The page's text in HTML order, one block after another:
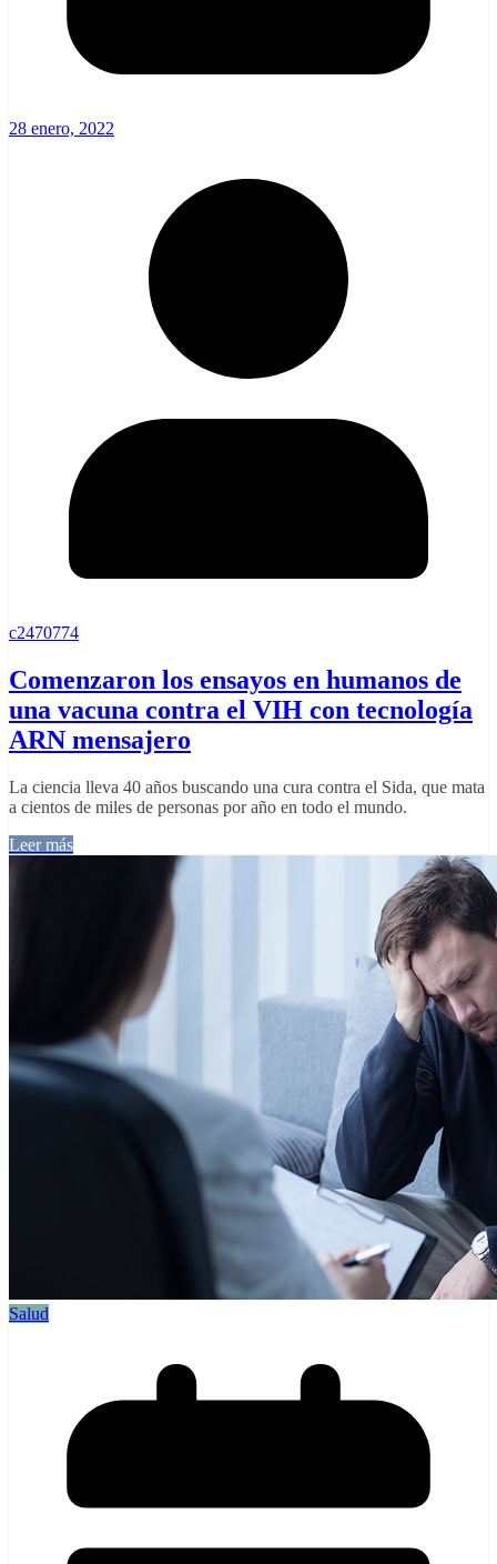
28 enero, 2022
c2470774
Comenzaron los ensayos en humanos de
una vacuna contra el VIH con tecnología
ARN mensajero
La ciencia lleva 40 años buscando una cura contra el Sida, que mata
a cientos de miles de personas por año en todo el mundo.
Leer más
Salud